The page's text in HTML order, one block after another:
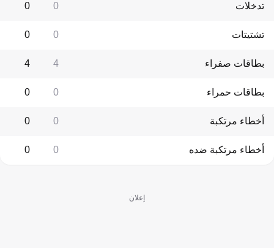
تدخلات 0
0
تشتيتات 0
0
بطاقات صفراء 4
4
بطاقات حمراء 0
0
أخطاء مرتكبة 0
0
أخطاء مرتكبة ضده 0
0
إعلان